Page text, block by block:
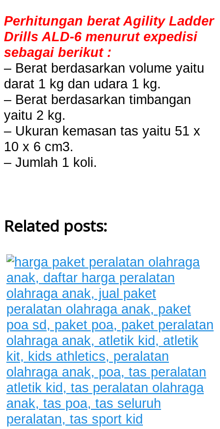
Perhitungan berat Agility Ladder
Drills ALD-6 menurut expedisi
sebagai berikut :
– Berat berdasarkan volume yaitu
darat 1 kg dan udara 1 kg.
– Berat berdasarkan timbangan
yaitu 2 kg.
– Ukuran kemasan tas yaitu 51 x
10 x 6 cm3.
– Jumlah 1 koli.
Related posts: